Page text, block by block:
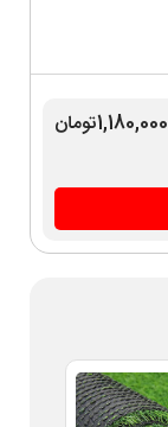
1,180,000تومان